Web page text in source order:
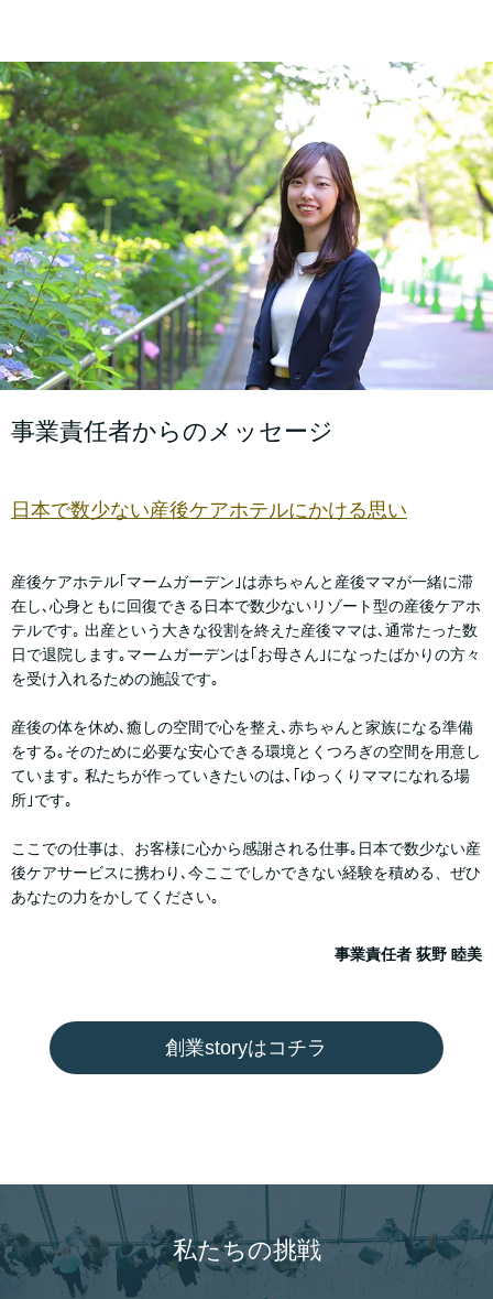
事業責任者からのメッセージ
日本で数少ない産後ケアホテルにかける思い
産後ケアホテル｢マームガーデン｣は赤ちゃんと産後ママが一緒に滞
在し､心身ともに回復できる日本で数少ないリゾート型の産後ケアホ
テルです｡ 出産という大きな役割を終えた産後ママは､通常たった数
日で退院します｡マームガーデンは｢お母さん｣になったばかりの方々
を受け入れるための施設です｡
産後の体を休め､癒しの空間で心を整え､赤ちゃんと家族になる準備
をする｡そのために必要な安心できる環境とくつろぎの空間を用意し
ています｡ 私たちが作っていきたいのは､｢ゆっくりママになれる場
所｣です｡
ここでの仕事は、お客様に心から感謝される仕事｡日本で数少ない産
後ケアサービスに携わり､今ここでしかできない経験を積める、ぜひ
あなたの力をかしてください｡
事業責任者 荻野 睦美
創業storyはコチラ
私たちの挑戦